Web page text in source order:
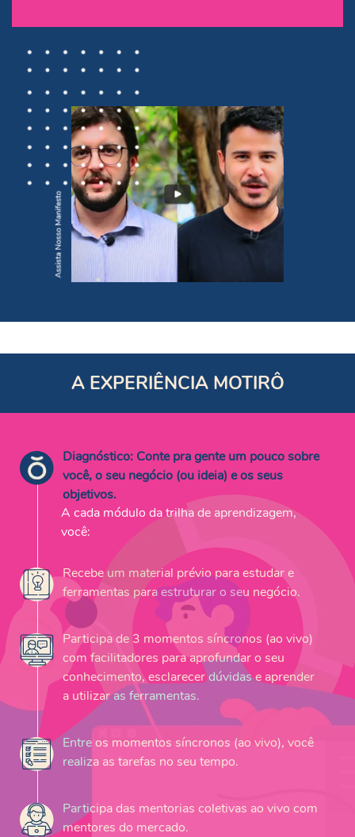
A EXPERIÊNCIA MOTIRÔ
Diagnóstico: Conte pra gente um pouco sobre
você, o seu negócio (ou ideia) e os seus
objetivos.
A cada módulo da trilha de aprendizagem,
você:
Recebe um material prévio para estudar e
ferramentas para estruturar o seu negócio.
Participa de 3 momentos síncronos (ao vivo)
com facilitadores para aprofundar o seu
conhecimento, esclarecer dúvidas e aprender
a utilizar as ferramentas.
Entre os momentos síncronos (ao vivo), você
realiza as tarefas no seu tempo.
Participa das mentorias coletivas ao vivo com
mentores do mercado.